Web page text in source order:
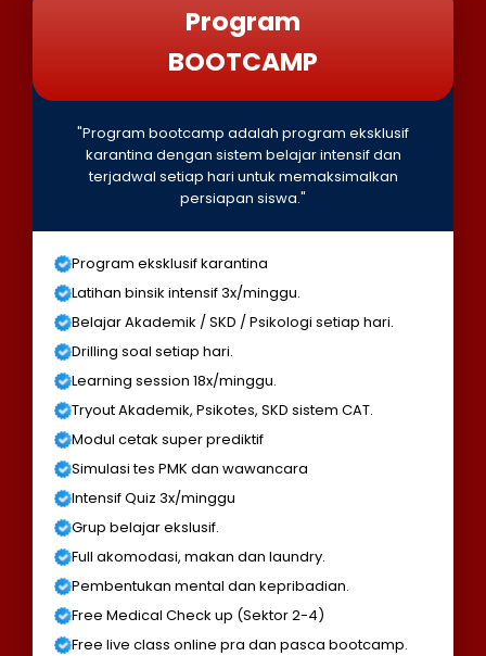
Program
BOOTCAMP
"Program bootcamp adalah program eksklusif
karantina dengan sistem belajar intensif dan
terjadwal setiap hari untuk memaksimalkan
persiapan siswa."
Program eksklusif karantina
Latihan binsik intensif 3x/minggu.
Belajar Akademik / SKD / Psikologi setiap hari.
Drilling soal setiap hari.
Learning session 18x/minggu.
Tryout Akademik, Psikotes, SKD sistem CAT.
Modul cetak super prediktif
Simulasi tes PMK dan wawancara
Intensif Quiz 3x/minggu
Grup belajar ekslusif.
Full akomodasi, makan dan laundry.
Pembentukan mental dan kepribadian.
Free Medical Check up (Sektor 2-4)
Free live class online pra dan pasca bootcamp.